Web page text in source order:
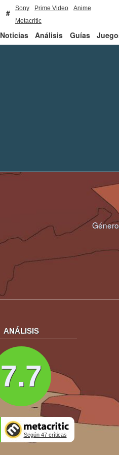
Sony Prime Video
Anime
Metacritic
Noticias Análisis Guías
ANÁLISIS
7.7
Según 47 críticas